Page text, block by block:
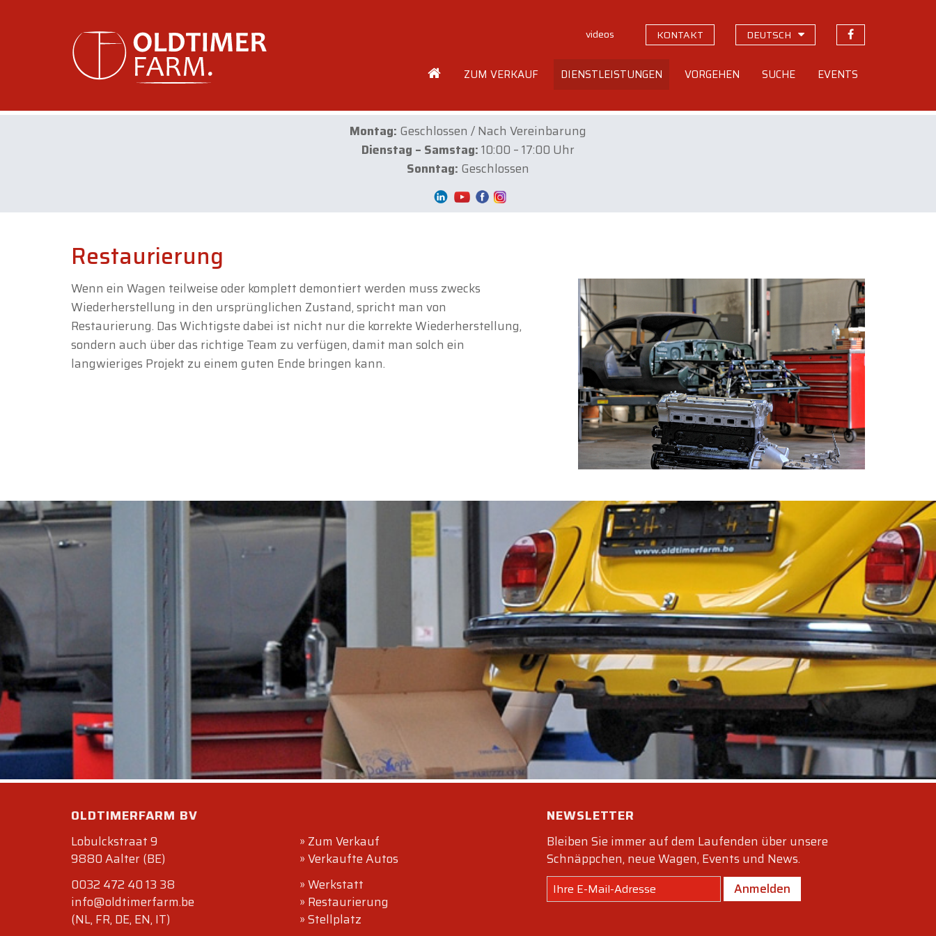
videos KONTAKT DEUTSCH
ZUM VERKAUF DIENSTLEISTUNGEN VORGEHEN SUCHE EVENTS
Montag: Geschlossen / Nach Vereinbarung
Dienstag – Samstag:10:00 – 17:00 Uhr
Sonntag: Geschlossen
Restaurierung
Wenn ein Wagen teilweise oder komplett demontiert werden muss zwecks
Wiederherstellung in den ursprünglichen Zustand, spricht man von
Restaurierung. Das Wichtigste dabei ist nicht nur die korrekte Wiederherstellung,
sondern auch über das richtige Team zu verfügen, damit man solch ein
langwieriges Projekt zu einem guten Ende bringen kann.
OLDTIMERFARM BV
Lobulckstraat 9
9880 Aalter (BE)
0032 472 40 13 38
info@oldtimerfarm.be
(NL, FR, DE, EN, IT)
» Zum Verkauf
»Verkaufte Autos
»Werkstatt
» Restaurierung
»Stellplatz
NEWSLETTER
Bleiben Sie immer auf dem Laufenden über unsere
Schnäppchen, neue Wagen, Events und News.
Anmelden
×
Oldtimerfarm
Liebe Kundinnen und Kunden,
Oldtimerfarm bleibt
am Samstag, den 15. August, aufgrund des
Feiertags
geschlossen.
Unser Showroom ist
von Montag, den 10. August, bis einschließlich
Freitag, den 14. August
, zu den gewohnten Öffnungszeiten geöffnet.
Am Montag, den 17. August,
sind wirnur nach Terminvereinbarung
geöffnet.
Vielen Dank für Ihr Verständnis. Wir freuen uns darauf, Sie bald wieder
bei Oldtimerfarm begrüßen zu dürfen!
Ihr Oldtimerfarm-Team